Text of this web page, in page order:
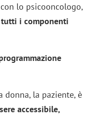
lo psicooncologo,
i componenti
donna, la paziente, è
accessibile,